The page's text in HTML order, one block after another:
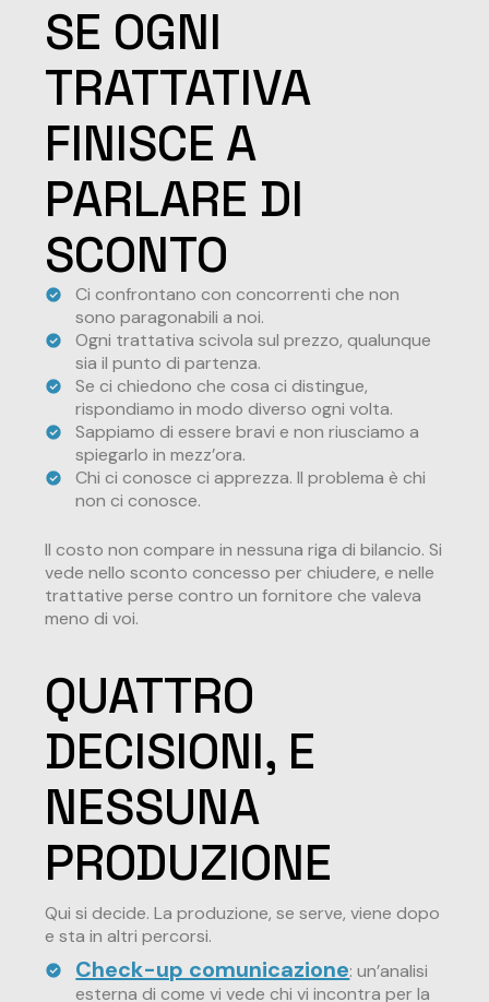
SE OGNI
TRATTATIVA
FINISCE A
PARLARE DI
SCONTO
Ci confrontano con concorrenti che non
sono paragonabili a noi.
Ogni trattativa scivola sul prezzo, qualunque
sia il punto di partenza.
Se ci chiedono che cosa ci distingue,
rispondiamo in modo diverso ogni volta.
Sappiamo di essere bravi e non riusciamo a
spiegarlo in mezz’ora.
Chi ci conosce ci apprezza. Il problema è chi
non ci conosce.
Il costo non compare in nessuna riga di bilancio. Si
vede nello sconto concesso per chiudere, e nelle
trattative perse contro un fornitore che valeva
meno di voi.
QUATTRO
DECISIONI, E
NESSUNA
PRODUZIONE
Qui si decide. La produzione, se serve, viene dopo
e sta in altri percorsi.
Check-up comunicazione: un’analisi
esterna di come vi vede chi vi incontra per la